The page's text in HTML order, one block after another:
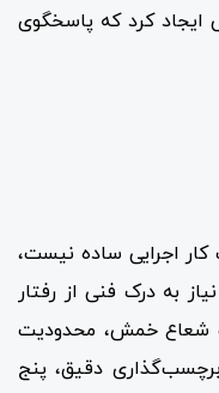
ایجاد کرد که پاسخگوی
اجرایی ساده نیست،
به درک فنی از رفتار
شعاع خمش، محدودیت
دقیق، پنج